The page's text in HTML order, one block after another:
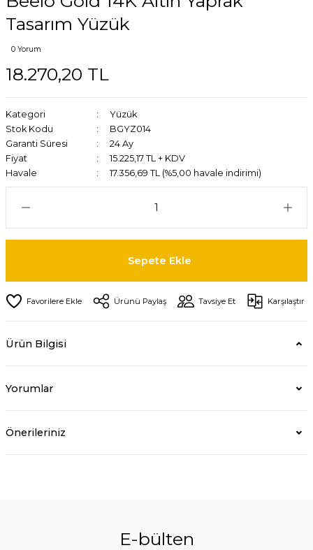
Tasarım Yüzük
0 Yorum
18.270,20 TL
Kategori
Yüzük
Stok Kodu
BGYZ014
Garanti Süresi
24 Ay
Fiyat
15.225,17 TL + KDV
Havale
17.356,69 TL (%5,00 havale indirimi)
Sepete Ekle
Ürünü Paylaş Tavsiye Et Karşılaştır
Ürün Bilgisi
Yorumlar
Önerileriniz
E-bülten